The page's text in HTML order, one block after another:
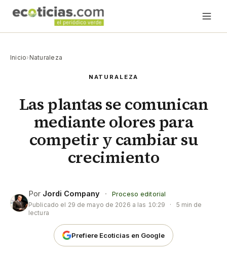
Inicio› Naturaleza
NATURALEZA
Las plantas se comunican
mediante olores para
competir y cambiar su
crecimiento
Por Jordi Company ·
Proceso editorial
Publicado el 29 de mayo de 2026 a las 10:29 ·
5 min de
lectura
Prefiere Ecoticias en Google